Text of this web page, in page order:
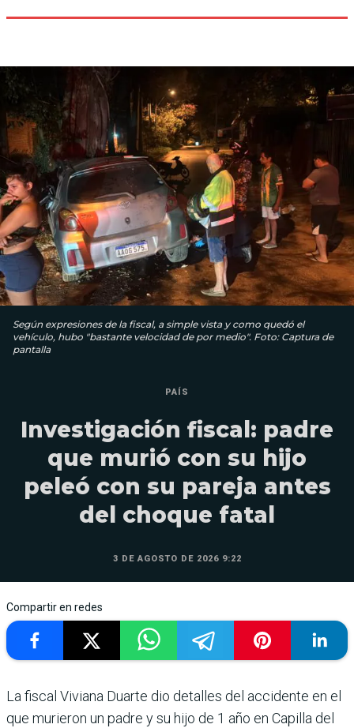
Según expresiones de la fiscal, a simple vista y como quedó el
vehículo, hubo "bastante velocidad de por medio". Foto: Captura de
pantalla
PAÍS
Investigación fiscal: padre
que murió con su hijo
peleó con su pareja antes
del choque fatal
3 DE AGOSTO DE 2026 9:22
Compartir en redes
La fiscal Viviana Duarte dio detalles del accidente en el
que murieron un padre y su hijo de 1 año en Capilla del